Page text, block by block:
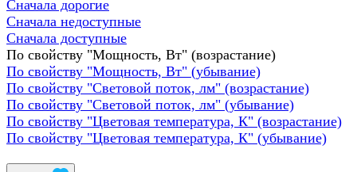
Сначала дорогие
Сначала недоступные
Сначала доступные
По свойству "Мощность, Вт" (возрастание)
По свойству "Мощность, Вт" (убывание)
По свойству "Световой поток, лм" (возрастание)
По свойству "Световой поток, лм" (убывание)
По свойству "Цветовая температура, К" (возрастание)
По свойству "Цветовая температура, К" (убывание)